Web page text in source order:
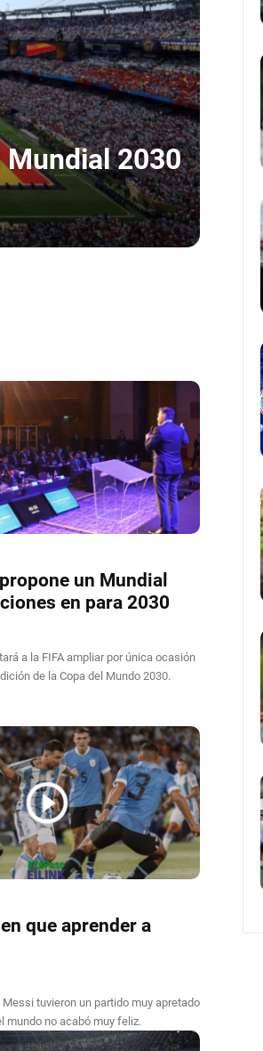
Mundial 2030
un Mundial
en para 2030
a la FIFA ampliar por única ocasión
de la Copa del Mundo 2030.
que aprender a
tuvieron un partido muy apretado
mundo no acabó muy feliz.